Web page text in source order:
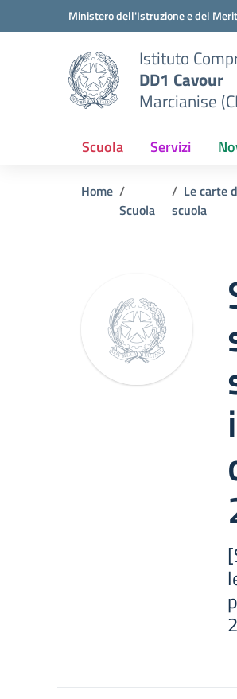
Vai ai contenuti
Vai al menu di navigazioneMinistero dell'Istruzione e del
Istituto
DD1 Cavour
Marcianise
Scuola Servizi
Home
Scuola
Le carte
scuola